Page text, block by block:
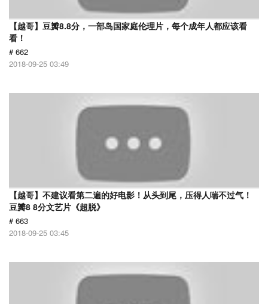
【越哥】豆瓣8.8分，一部岛国家庭伦理片，每个成年人都应该看
看！
# 662
2018-09-25 03:49
【越哥】不建议看第二遍的好电影！从头到尾，压得人喘不过气！
豆瓣8 8分文艺片《超脱》
# 663
2018-09-25 03:45